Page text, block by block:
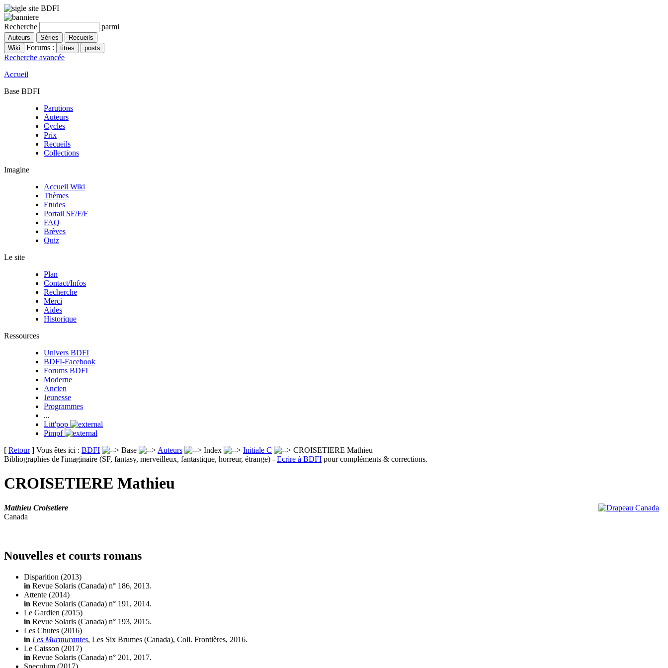
Recherche parmi
Forums :
Recherche avancée
Accueil
Base BDFI
Parutions
Auteurs
Cycles
Prix
Recueils
Collections
Imagine
Accueil Wiki
Thèmes
Etudes
Portail SF/F/F
FAQ
Brèves
Quiz
Le site
Plan
Contact/Infos
Recherche
Merci
Aides
Historique
Ressources
Univers BDFI
BDFI-Facebook
Forums BDFI
Moderne
Ancien
Jeunesse
Programmes
...
Litt'pop
Pimpf
[ Retour] Vous êtes ici : BDFI Base Auteurs Index Initiale C
CROISETIERE Mathieu
Bibliographies de l'imaginaire (SF, fantasy, merveilleux, fantastique, horreur, étrange) - Ecrire à BDFI pour compléments & corrections.
CROISETIERE Mathieu
Mathieu Croisetiere
Canada
Nouvelles et courts romans
Disparition (2013)
in Revue Solaris (Canada) n° 186, 2013.
Attente (2014)
in Revue Solaris (Canada) n° 191, 2014.
Le Gardien (2015)
in Revue Solaris (Canada) n° 193, 2015.
Les Chutes (2016)
in Les Murmurantes, Les Six Brumes (Canada), Coll. Frontières, 2016.
Le Caisson (2017)
in Revue Solaris (Canada) n° 201, 2017.
Speculum (2017)